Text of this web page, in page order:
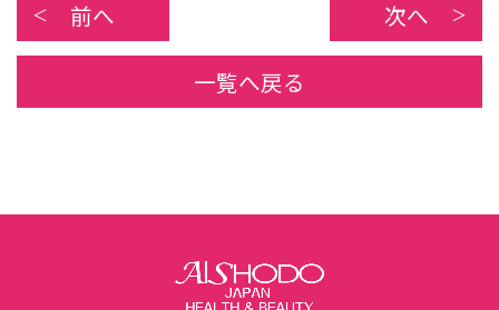
前へ 次へ
一覧へ戻る